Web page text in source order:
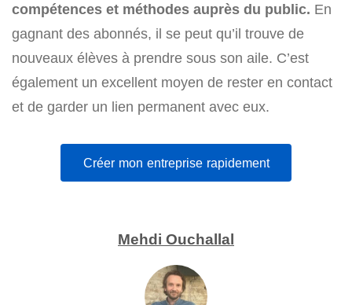
compétences et méthodes auprès du public. En
gagnant des abonnés, il se peut qu’il trouve de
nouveaux élèves à prendre sous son aile. C’est
également un excellent moyen de rester en contact
et de garder un lien permanent avec eux.
Créer mon entreprise rapidement
Mehdi Ouchallal